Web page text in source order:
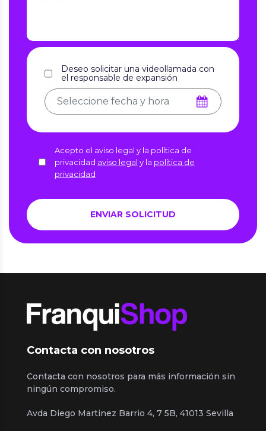
Deseo solicitar una videollamada con
el responsable de expansión
Acepto el aviso legal y la política de
privacidad aviso legal y la política de
privacidad
Contacta con nosotros
Contacta con nosotros para más información sin
ningún compromiso.
Avda Diego Martinez Barrio 4, 7 5B, 41013 Sevilla